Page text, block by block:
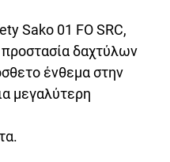
Sako 01 FO SRC,
δαχτύλων
ένθεμα στην
μεγαλύτερη